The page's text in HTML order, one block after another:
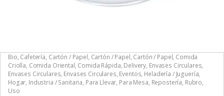
Bio, Cafetería, Cartón / Papel, Cartón / Papel, Cartón / Papel, Comida
Criolla, Comida Oriental, Comida Rápida, Delivery, Envases Circulares,
Envases Circulares, Envases Circulares, Eventos, Heladería / Juguería,
Hogar, Industria / Sanitaria, Para Llevar, Para Mesa, Repostería, Rubro,
Uso